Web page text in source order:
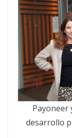
Payoneer
desarrollo